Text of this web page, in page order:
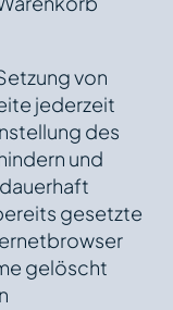
von
jederzeit
des
und
gesetzte
gelöscht